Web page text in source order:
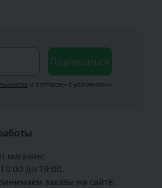
Подписаться
и согласен с условиями
магазин:
до 19:00.
заказы на сайте.